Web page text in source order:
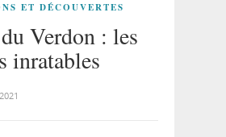
ET DÉCOUVERTES
Verdon : les
inratables